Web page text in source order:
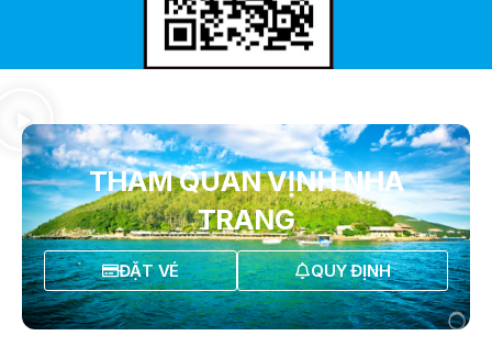
THAM QUAN VỊNH NHA
TRANG
ĐẶT VÉ QUY ĐỊNH